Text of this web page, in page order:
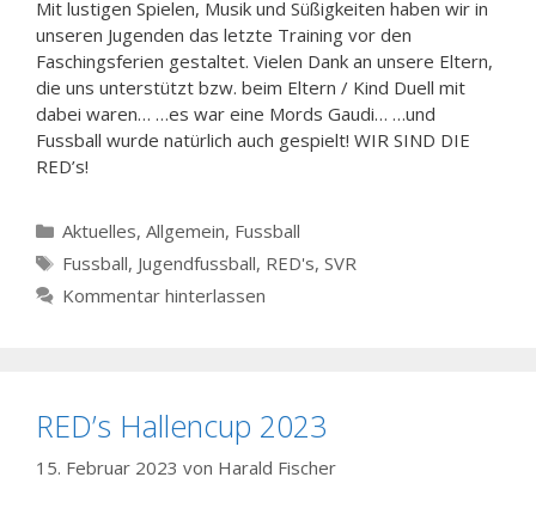
Mit lustigen Spielen, Musik und Süßigkeiten haben wir in
unseren Jugenden das letzte Training vor den
Faschingsferien gestaltet. Vielen Dank an unsere Eltern,
die uns unterstützt bzw. beim Eltern / Kind Duell mit
dabei waren… …es war eine Mords Gaudi… …und
Fussball wurde natürlich auch gespielt! WIR SIND DIE
RED’s!
Kategorien
Aktuelles, Allgemein, Fussball
Schlagwörter
Fussball, Jugendfussball, RED's, SVR
Kommentar hinterlassen
RED’s Hallencup 2023
15. Februar 2023 von Harald Fischer